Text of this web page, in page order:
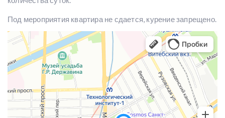
Под мероприятия квартира не сдается, курение запрещено.